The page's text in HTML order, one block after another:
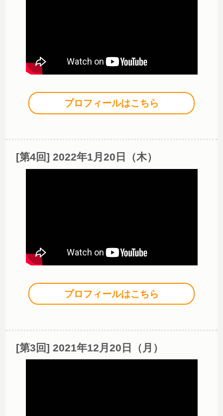
プロフィールはこちら
[第4回] 2022年1月20日（木）
プロフィールはこちら
[第3回] 2021年12月20日（月）